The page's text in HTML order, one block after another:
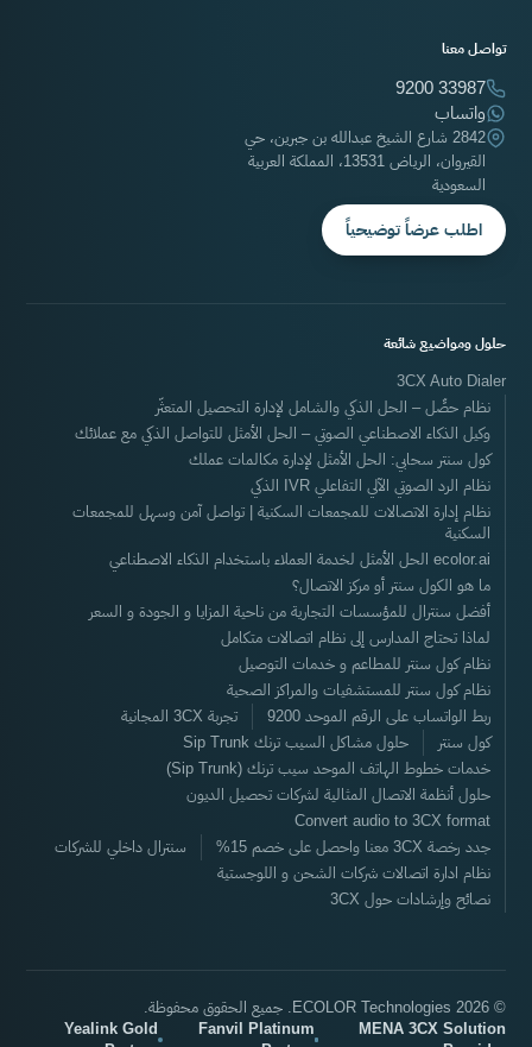
تواصل معنا
9200 33987
واتساب
2842 شارع الشيخ عبدالله بن جبرين، حي
القيروان، الرياض 13531، المملكة العربية
السعودية
اطلب عرضاً توضيحياً
حلول ومواضيع شائعة
3CX Auto Dialer
نظام حصِّل – الحل الذكي والشامل لإدارة التحصيل المتعثّر
وكيل الذكاء الاصطناعي الصوتي – الحل الأمثل للتواصل الذكي مع عملائك
كول سنتر سحابي: الحل الأمثل لإدارة مكالمات عملك
نظام الرد الصوتي الآلي التفاعلي IVR الذكي
نظام إدارة الاتصالات للمجمعات السكنية | تواصل آمن وسهل للمجمعات
السكنية
ecolor.ai الحل الأمثل لخدمة العملاء باستخدام الذكاء الاصطناعي
ما هو الكول سنتر أو مركز الاتصال؟
أفضل سنترال للمؤسسات التجارية من ناحية المزايا و الجودة و السعر
لماذا تحتاج المدارس إلى نظام اتصالات متكامل
نظام كول سنتر للمطاعم و خدمات التوصيل
نظام كول سنتر للمستشفيات والمراكز الصحية
ربط الواتساب على الرقم الموحد 9200
تجربة 3CX المجانية
كول سنتر
حلول مشاكل السيب ترنك Sip Trunk
خدمات خطوط الهاتف الموحد سيب ترنك (Sip Trunk)
حلول أنظمة الاتصال المثالية لشركات تحصيل الديون
Convert audio to 3CX format
جدد رخصة 3CX معنا واحصل على خصم 15%
سنترال داخلي للشركات
نظام ادارة اتصالات شركات الشحن و اللوجستية
نصائح وإرشادات حول 3CX
© 2026 ECOLOR Technologies. جميع الحقوق محفوظة.
MENA 3CX Solution
Fanvil Platinum
Yealink Gold